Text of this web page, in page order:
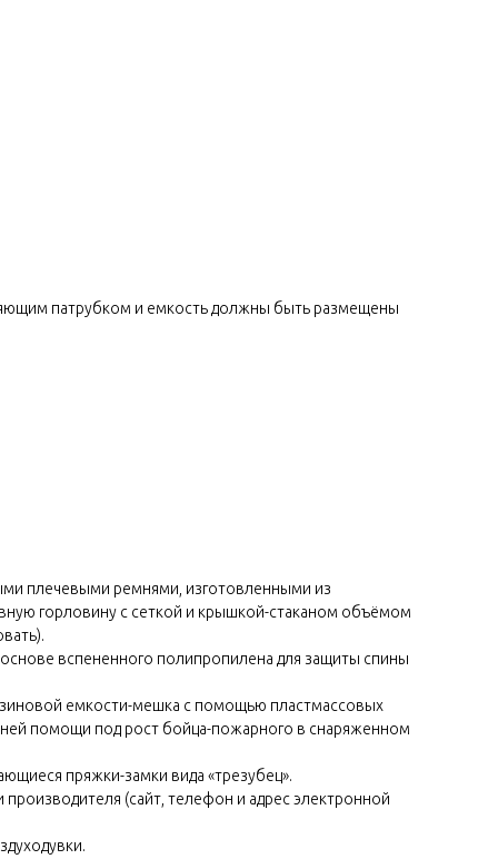
патрубком и емкость должны быть размещены
плечевыми ремнями, изготовленными из
горловину с сеткой и крышкой-стаканом объёмом
вспененного полипропилена для защиты спины
емкости-мешка с помощью пластмассовых
помощи под рост бойца-пожарного в снаряженном
пряжки-замки вида «трезубец».
(сайт, телефон и адрес электронной